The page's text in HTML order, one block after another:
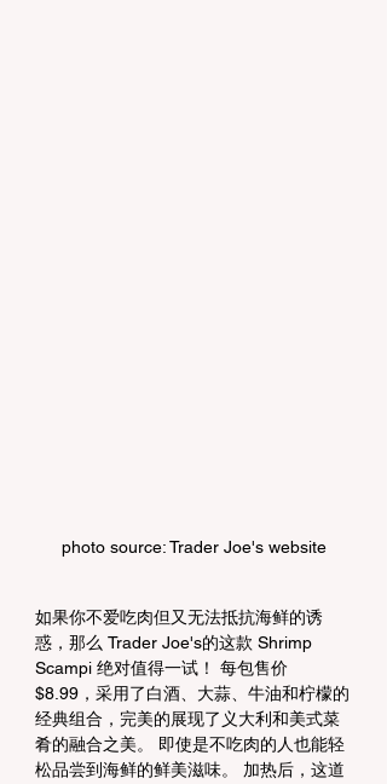
photo source: Trader Joe's website
如果你不爱吃肉但又无法抵抗海鲜的诱
惑，那么 Trader Joe's的这款 Shrimp
Scampi 绝对值得一试！ 每包售价
$8.99，采用了白酒、大蒜、牛油和柠檬的
经典组合，完美的展现了义大利和美式菜
肴的融合之美。 即使是不吃肉的人也能轻
松品尝到海鲜的鲜美滋味。 加热后，这道